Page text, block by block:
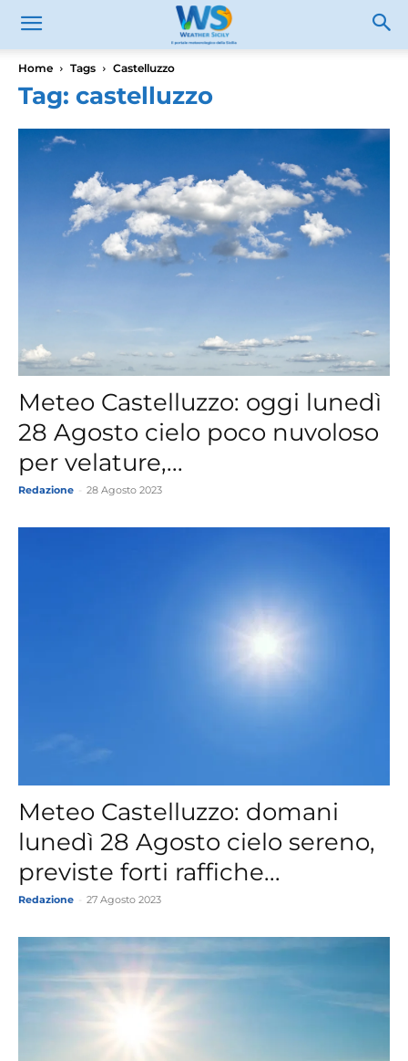
Home Tags Castelluzzo
Tag: castelluzzo
Meteo Castelluzzo: oggi lunedì
28 Agosto cielo poco nuvoloso
per velature,...
Redazione 28 Agosto 2023
Meteo Castelluzzo: domani
lunedì 28 Agosto cielo sereno,
previste forti raffiche...
Redazione 27 Agosto 2023